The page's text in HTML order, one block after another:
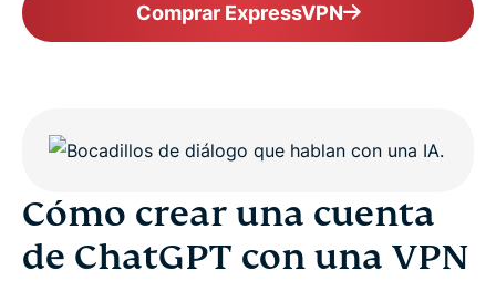
Comprar ExpressVPN
Cómo crear una cuenta
de ChatGPT con una VPN